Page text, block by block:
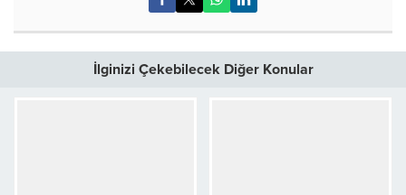
İlginizi Çekebilecek Diğer Konular